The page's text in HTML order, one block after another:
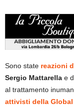
Sono state reazioni
Sergio Mattarella e
al trattamento
attivisti della